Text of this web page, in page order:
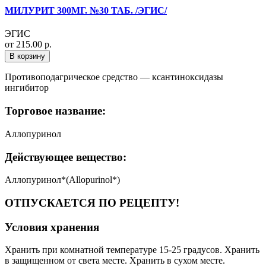
МИЛУРИТ 300МГ. №30 ТАБ. /ЭГИС/
ЭГИС
от 215.00 р.
В корзину
Противоподагрическое средство — ксантиноксидазы
ингибитор
Торговое название:
Аллопуринол
Действующее вещество:
Аллопуринол*(Allopurinol*)
ОТПУСКАЕТСЯ ПО РЕЦЕПТУ!
Условия хранения
Хранить при комнатной температуре 15-25 градусов. Хранить
в защищенном от света месте. Хранить в сухом месте.